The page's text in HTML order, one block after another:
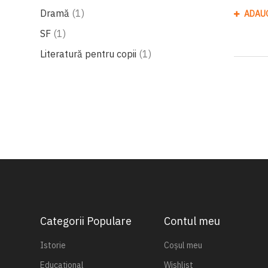
Dramă 1produs
SF 1produs
Literatură pentru copii 1produs
Categorii Populare
Istorie
Educațional
Contul meu
Coșul meu
Wishlist